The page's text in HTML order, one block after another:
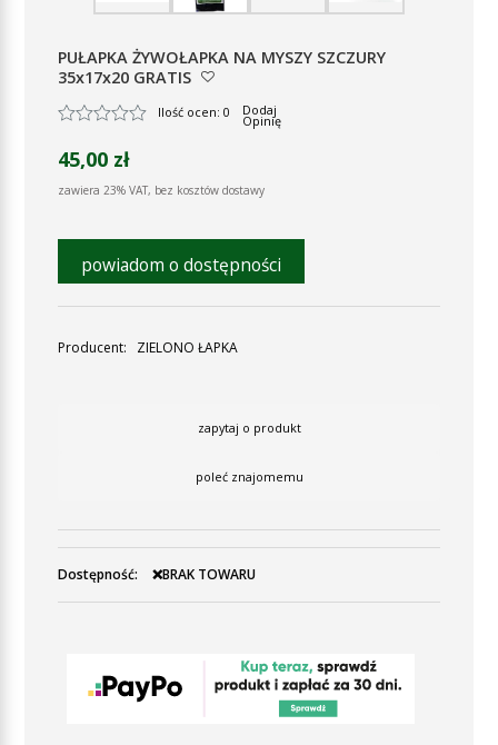
PUŁAPKA ŻYWOŁAPKA NA MYSZY SZCZURY
35x17x20 GRATIS
Ilość ocen: 0 Dodaj
Opinię
45,00 zł
zawiera 23% VAT, bez kosztów dostawy
powiadom o dostępności
Producent: ZIELONO ŁAPKA
zapytaj o produkt
poleć znajomemu
Dostępność: ❌BRAK TOWARU